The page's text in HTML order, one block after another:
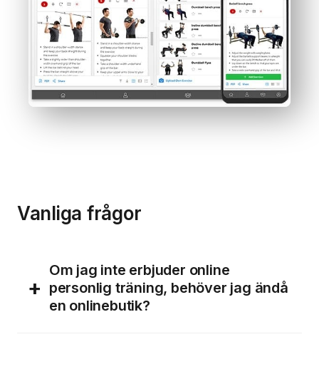
Vanliga frågor
+
Om jag inte erbjuder online
personlig träning, behöver jag ändå
en onlinebutik?